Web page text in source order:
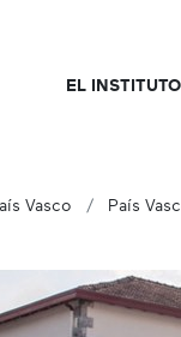
EL
Vasco País